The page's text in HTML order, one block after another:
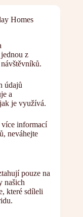
Homes
jednou z
údajů
a
je využívá.
více informací
neváhejte
pouze na
našich
které sdíleli